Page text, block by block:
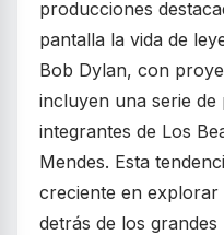
producciones
pantalla la vida de
Bob Dylan, con
incluyen una serie de
integrantes de Los
Mendes. Esta
creciente en explorar
detrás de los